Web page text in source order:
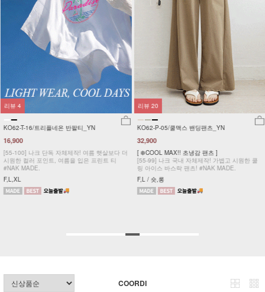
1+1 기획세트 자체제작 여름 잠옷 장마템 기
KO62-T-16/트리플네온 반팔티_YN
16,900
[55-100] 나크 단독 자체제작! 여름 햇살보다 더
시원한 컬러 포인트, 여름을 입은 프린트 티
#NAK MADE.
F,L,XL
리뷰 4
KO62-P-05/쿨맥스 밴딩팬츠_YN
32,900
[ ❄️COOL MAX!! 초냉감 팬츠 ]
[55-99] 나크 국내 자체제작! 가볍고 시원한 쿨
링 아이스 바스락 팬츠! #NAK MADE.
F,L / 숏,롱
리뷰 20
COORDI